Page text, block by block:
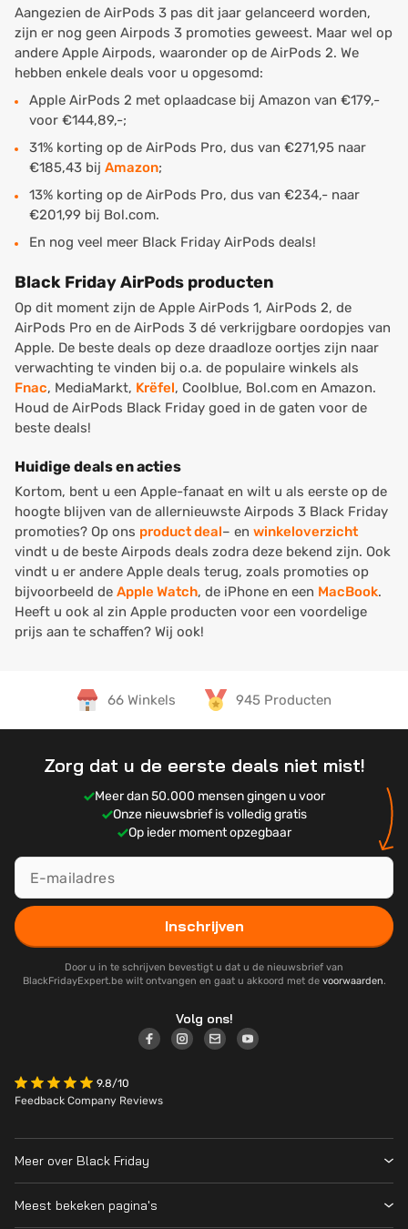
Aangezien de AirPods 3 pas dit jaar gelanceerd worden,
zijn er nog geen Airpods 3 promoties geweest. Maar wel op
andere Apple Airpods, waaronder op de AirPods 2. We
hebben enkele deals voor u opgesomd:
Apple AirPods 2 met oplaadcase bij Amazon van €179,-
voor €144,89,-;
31% korting op de AirPods Pro, dus van €271,95 naar
€185,43 bij Amazon;
13% korting op de AirPods Pro, dus van €234,- naar
€201,99 bij Bol.com.
En nog veel meer Black Friday AirPods deals!
Black Friday AirPods producten
Op dit moment zijn de Apple AirPods 1, AirPods 2, de
AirPods Pro en de AirPods 3 dé verkrijgbare oordopjes van
Apple. De beste deals op deze draadloze oortjes zijn naar
verwachting te vinden bij o.a. de populaire winkels als
Fnac, MediaMarkt, Krëfel, Coolblue, Bol.com en Amazon.
Houd de AirPods Black Friday goed in de gaten voor de
beste deals!
Huidige deals en acties
Kortom, bent u een Apple-fanaat en wilt u als eerste op de
hoogte blijven van de allernieuwste Airpods 3 Black Friday
promoties? Op ons product deal– en winkeloverzicht
vindt u de beste Airpods deals zodra deze bekend zijn. Ook
vindt u er andere Apple deals terug, zoals promoties op
bijvoorbeeld de Apple Watch, de iPhone en een MacBook.
Heeft u ook al zin Apple producten voor een voordelige
prijs aan te schaffen? Wij ook!
66 Winkels 945 Producten
Zorg dat u de eerste deals niet mist!
Meer dan 50.000 mensen gingen u voor
Onze nieuwsbrief is volledig gratis
Op ieder moment opzegbaar
Inschrijven
Door u in te schrijven bevestigt u dat u de nieuwsbrief van
BlackFridayExpert.be wilt ontvangen en gaat u akkoord met de voorwaarden.
Volg ons!
9.8/10
Feedback Company Reviews
Meer over Black Friday
Meest bekeken pagina's